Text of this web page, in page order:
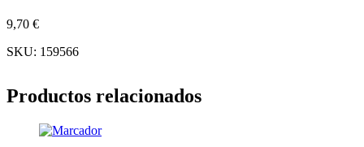
9,70 €
SKU: 159566
Productos relacionados